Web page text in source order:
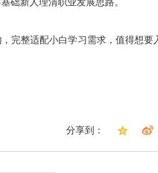
完整适配小白学习需求，值得想要
分享到：